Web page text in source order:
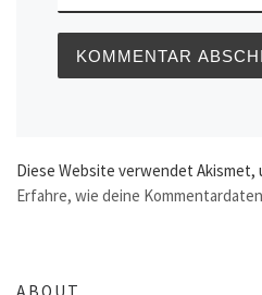
Diese Website verwendet Akismet,
Erfahre, wie deine